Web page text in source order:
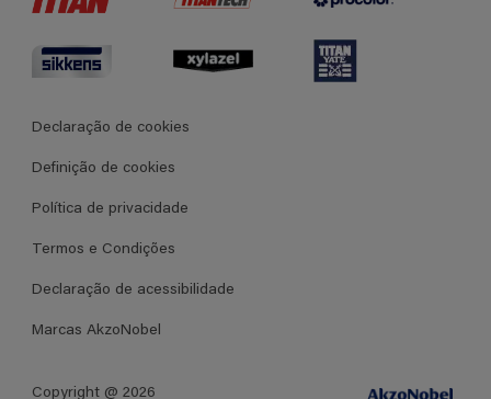
Termos e Condições Gerais de Venda
Declaração de cookies
Definição de cookies
Política de privacidade
Termos e Condições
Declaração de acessibilidade
Marcas AkzoNobel
Copyright @ 2026